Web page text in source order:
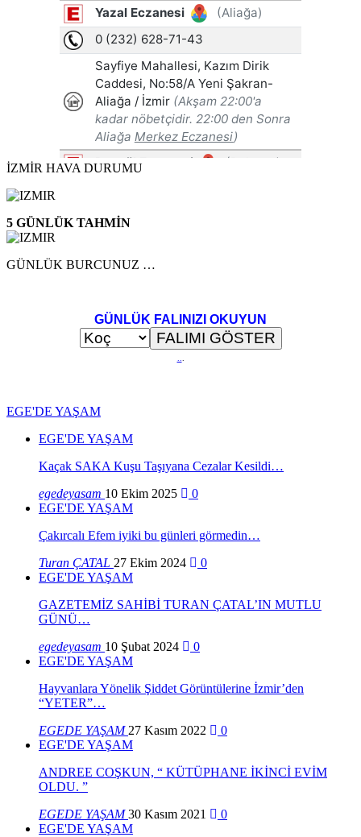
İZMİR HAVA DURUMU
5 GÜNLÜK TAHMİN
GÜNLÜK BURCUNUZ …
GÜNLÜK FALINIZI OKUYUN
...
EGE'DE YAŞAM
EGE'DE YAŞAM
Kaçak SAKA Kuşu Taşıyana Cezalar Kesildi…
egedeyasam 10 Ekim 2025
0
EGE'DE YAŞAM
Çakırcalı Efem iyiki bu günleri görmedin…
Turan ÇATAL 27 Ekim 2024
0
EGE'DE YAŞAM
GAZETEMİZ SAHİBİ TURAN ÇATAL’IN MUTLU
GÜNÜ…
egedeyasam 10 Şubat 2024
0
EGE'DE YAŞAM
Hayvanlara Yönelik Şiddet Görüntülerine İzmir’den
“YETER”…
EGEDE YAŞAM 27 Kasım 2022
0
EGE'DE YAŞAM
ANDREE COŞKUN, “ KÜTÜPHANE İKİNCİ EVİM
OLDU. ”
EGEDE YAŞAM30 Kasım 2021
0
EGE'DE YAŞAM